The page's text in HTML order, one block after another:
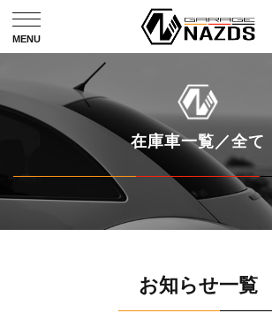
在庫車一覧／全て
お知らせ一覧